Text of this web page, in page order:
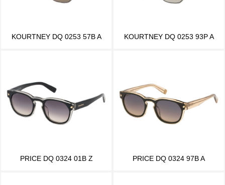
KOURTNEY DQ 0253 57B A KOURTNEY DQ 0253 93P A
PRICE DQ 0324 01B Z PRICE DQ 0324 97B A